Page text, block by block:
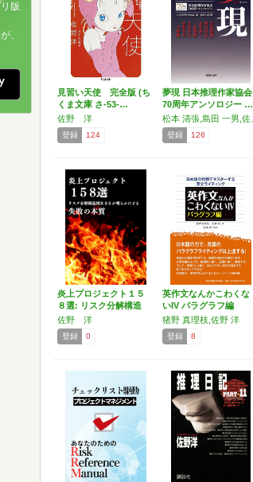
見習い天使 完全版 (ち
くま文庫 さ-53-…
佐野 洋
登録 124
夢現 日本推理作家協会
70周年アンソロジー …
登録 126
炎上プロジェクト１５
８選: リスク分解構造
図…
佐野 洋
登録 0
英作文なんかこわくな
いIV パラグラフ編
猪野 真理枝,佐野 洋
登録 8
版
、